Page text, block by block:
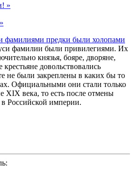
»
фамилиями предки были холопами
фамилии были привилегиями. Их
князья, бояре, дворяне,
довольствовались
не были закреплены в каких бы то
Официальными они стали только
XIX века, то есть после отмены
в Российской империи.